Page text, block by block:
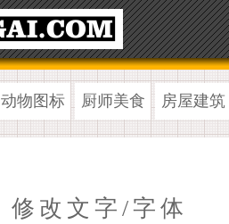
动物图标 厨师美食 房屋建筑
修改文字/字体